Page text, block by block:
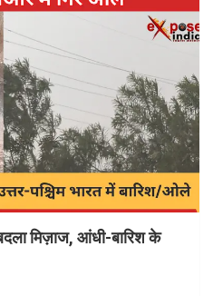
मिज़ाज, आंधी-बारिश के